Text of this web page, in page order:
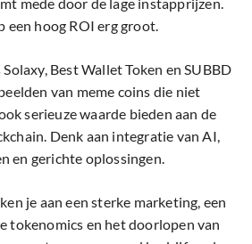
een hoog ROI erg groot.
Best Wallet Token en SUBBD
van meme coins die niet
serieuze waarde bieden aan de
Denk aan integratie van AI,
en gerichte oplossingen.
je aan een sterke marketing, een
tokenomics en het doorlopen van